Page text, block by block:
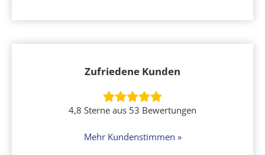
Zufriedene Kunden
4,8 Sterne aus 53 Bewertungen
Mehr Kundenstimmen »